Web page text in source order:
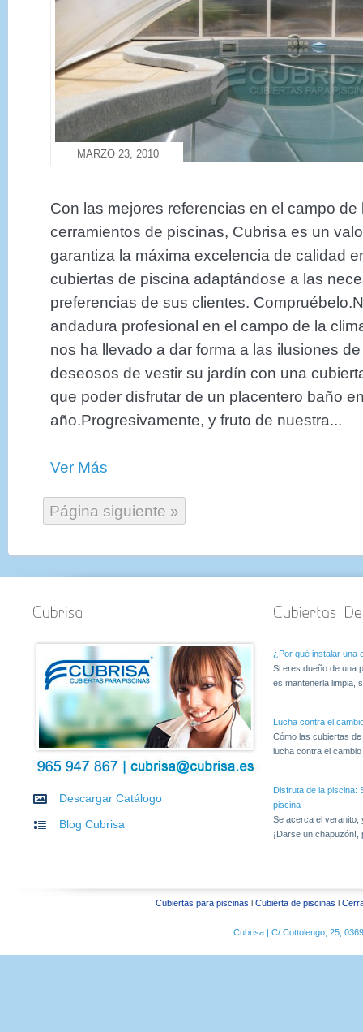
MARZO 23, 2010
Con las mejores referencias en el campo
cerramientos de piscinas, Cubrisa es un
garantiza la máxima excelencia de calidad
cubiertas de piscina adaptándose a las
preferencias de sus clientes.
andadura profesional en el campo de la
nos ha llevado a dar forma a las ilusiones
deseosos de vestir su jardín con una
que poder disfrutar de un placentero baño
año.Progresivamente, y fruto de nuestra...
Ver Más
Página siguiente »
Descargar Catálogo
Blog Cubrisa
¿Por qué instalar una
Si eres dueño de una
es mantenerla limpia,
Lucha contra el
Cómo las cubiertas
lucha contra el
Disfruta de la piscina:
piscina
Se acerca el veranito,
¡Darse un chapuzón!,
Cubiertas para piscinas l Cubierta de piscinas l
Cubrisa | C/ Cottolengo, 25,